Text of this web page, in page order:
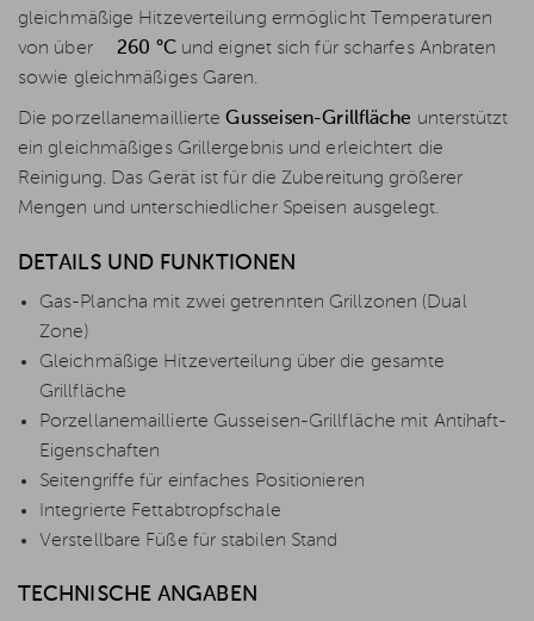
gleichmäßige Hitzeverteilung ermöglicht Temperaturen
von über260 °Cund eignet sich für scharfes Anbraten
sowie gleichmäßiges Garen.
Die porzellanemaillierteGusseisen-Grillfläche unterstützt
ein gleichmäßiges Grillergebnis und erleichtert die
Reinigung. Das Gerät ist für die Zubereitung größerer
Mengen und unterschiedlicher Speisen ausgelegt.
DETAILS UND FUNKTIONEN
Gas-Plancha mit zwei getrennten Grillzonen (Dual
Zone)
Gleichmäßige Hitzeverteilung über die gesamte
Grillfläche
Porzellanemaillierte Gusseisen-Grillfläche mit Antihaft-
Eigenschaften
Seitengriffe für einfaches Positionieren
Integrierte Fettabtropfschale
Verstellbare Füße für stabilen Stand
TECHNISCHE ANGABEN